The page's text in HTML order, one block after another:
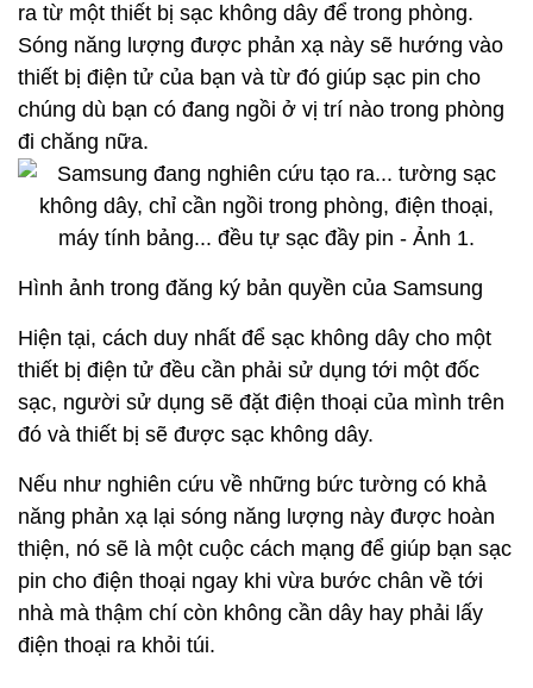
ra từ một thiết bị sạc không dây để trong phòng.
Sóng năng lượng được phản xạ này sẽ hướng vào
thiết bị điện tử của bạn và từ đó giúp sạc pin cho
chúng dù bạn có đang ngồi ở vị trí nào trong phòng
đi chăng nữa.
Hình ảnh trong đăng ký bản quyền của Samsung
Hiện tại, cách duy nhất để sạc không dây cho một
thiết bị điện tử đều cần phải sử dụng tới một đốc
sạc, người sử dụng sẽ đặt điện thoại của mình trên
đó và thiết bị sẽ được sạc không dây.
Nếu như nghiên cứu về những bức tường có khả
năng phản xạ lại sóng năng lượng này được hoàn
thiện, nó sẽ là một cuộc cách mạng để giúp bạn sạc
pin cho điện thoại ngay khi vừa bước chân về tới
nhà mà thậm chí còn không cần dây hay phải lấy
điện thoại ra khỏi túi.